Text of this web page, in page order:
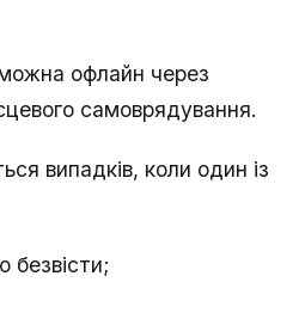
офлайн через
самоврядування.
випадків, коли один із
безвісти;